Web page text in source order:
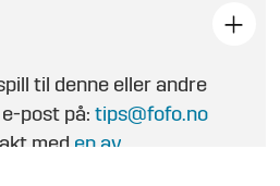
til denne eller andre
e-post på:tips@fofo.no
med en av